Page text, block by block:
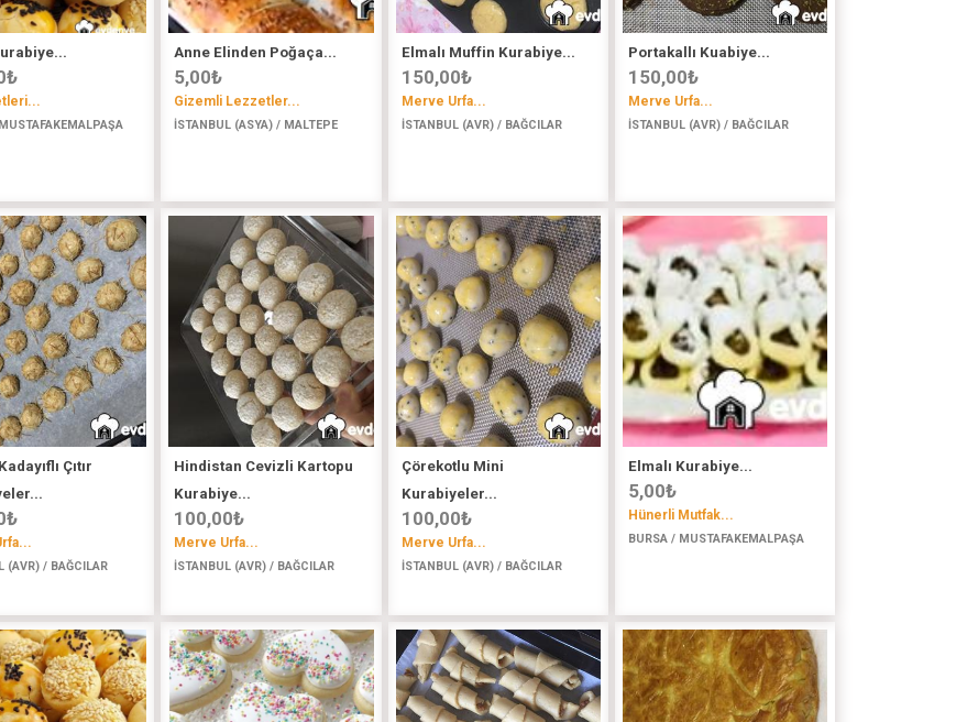
₺
Anne Elinden Poğaça...
5,00₺
Gizemli Lezzetler...
İSTANBUL (ASYA) / MALTEPE
Elmalı Muffin Kurabiye...
150,00₺
Merve Urfa...
İSTANBUL (AVR) / BAĞCILAR
Portakallı Kuabiye...
150,00₺
Merve Urfa...
İSTANBUL (AVR) / BAĞCILAR
Çıtır
₺
(AVR) / BAĞCILAR
Hindistan Cevizli Kartopu
Kurabiye...
100,00₺
Merve Urfa...
İSTANBUL (AVR) / BAĞCILAR
Çörekotlu Mini
Kurabiyeler...
100,00₺
Merve Urfa...
İSTANBUL (AVR) / BAĞCILAR
Elmalı Kurabiye...
5,00₺
Hünerli Mutfak...
BURSA / MUSTAFAKEMALPAŞA